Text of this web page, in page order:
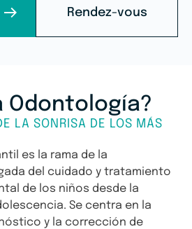
Rendez-vous
Odontología?
LA SONRISA DE LOS MÁS
es la rama de la
del cuidado y tratamiento
de los niños desde la
Se centra en la
y la corrección de